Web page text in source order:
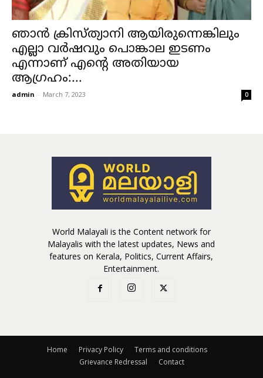
ഞാൻ ക്രിസ്ത്യാനി ആയിരുന്നെങ്കിലും
എല്ലാ വർഷവും പൊങ്കാല ഇടണം
എന്നാണ് എന്റെ അതിയായ
ആഗ്രഹം:...
admin - March 7, 2023 0
World Malayali is the Content network for
Malayalis with the latest updates, News and
features on Kerala, Politics, Current Affairs,
Entertainment.
Home Privacy Policy
Terms and conditions
Grievance Redressal
Contact